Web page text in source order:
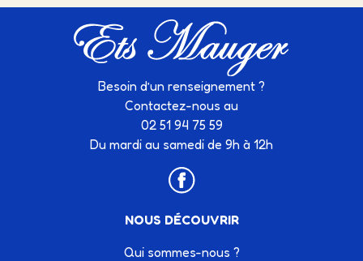
Besoin d’un renseignement ?
Contactez-nous au
02 51 94 75 59
Du mardi au samedi de 9h à 12h
NOUS DÉCOUVRIR
Qui sommes-nous ?